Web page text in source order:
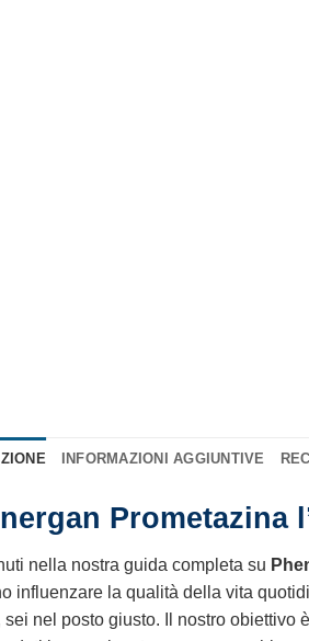
INFORMAZIONI AGGIUNTIVE
Prometazina
nella nostra guida completa su
influenzare la qualità della vita
sei nel posto giusto. Il nostro obiettivo